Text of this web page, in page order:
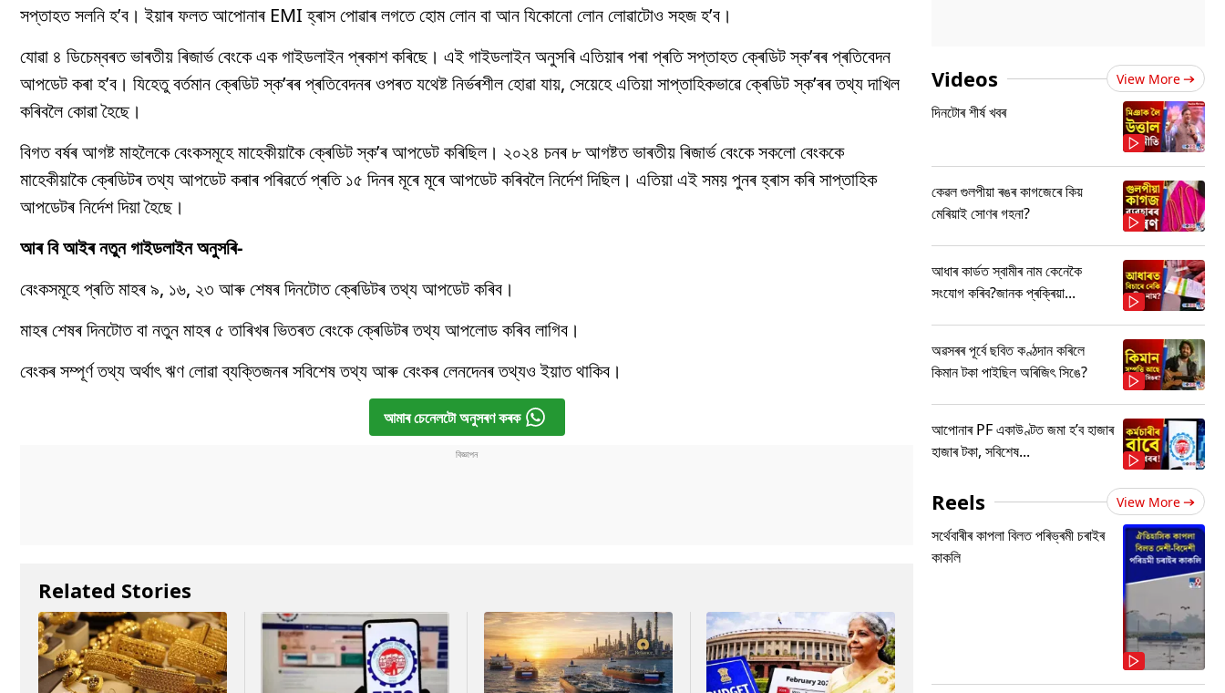
সপ্তাহত সলনি হ’ব। ইয়াৰ ফলত আপোনাৰ EMI হ্ৰাস পোৱাৰ লগতে হোম লোন বা আন যিকোনো লোন লোৱাটোও সহজ হ’ব।
যোৱা ৪ ডিচেম্বৰত ভাৰতীয় ৰিজাৰ্ভ বেংকে এক গাইডলাইন প্ৰকাশ কৰিছে। এই গাইডলাইন অনুসৰি এতিয়াৰ পৰা প্ৰতি সপ্তাহত ক্ৰেডিট স্ক’ৰৰ প্ৰতিবেদন
আপডেট কৰা হ’ব। যিহেতু বৰ্তমান ক্ৰেডিট স্ক’ৰৰ প্ৰতিবেদনৰ ওপৰত যথেষ্ট নিৰ্ভৰশীল হোৱা যায়, সেয়েহে এতিয়া সাপ্তাহিকভাৱে ক্ৰেডিট স্ক’ৰৰ তথ্য দাখিল
কৰিবলৈ কোৱা হৈছে।
বিগত বৰ্ষৰ আগষ্ট মাহলৈকে বেংকসমূহে মাহেকীয়াকৈ ক্ৰেডিট স্ক’ৰ আপডেট কৰিছিল। ২০২৪ চনৰ ৮ আগষ্টত ভাৰতীয় ৰিজাৰ্ভ বেংকে সকলো বেংককে
মাহেকীয়াকৈ ক্ৰেডিটৰ তথ্য আপডেট কৰাৰ পৰিৱৰ্তে প্ৰতি ১৫ দিনৰ মূৰে মূৰে আপডেট কৰিবলৈ নিৰ্দেশ দিছিল। এতিয়া এই সময় পুনৰ হ্ৰাস কৰি সাপ্তাহিক
আপডেটৰ নিৰ্দেশ দিয়া হৈছে।
আৰ বি আইৰ নতুন গাইডলাইন অনুসৰি-
বেংকসমূহে প্ৰতি মাহৰ ৯, ১৬, ২৩ আৰু শেষৰ দিনটোত ক্ৰেডিটৰ তথ্য আপডেট কৰিব।
মাহৰ শেষৰ দিনটোত বা নতুন মাহৰ ৫ তাৰিখৰ ভিতৰত বেংকে ক্ৰেডিটৰ তথ্য আপলোড কৰিব লাগিব।
বেংকৰ সম্পূৰ্ণ তথ্য অৰ্থাৎ ঋণ লোৱা ব্যক্তিজনৰ সবিশেষ তথ্য আৰু বেংকৰ লেনদেনৰ তথ্যও ইয়াত থাকিব।
আমাৰ চেনেলটো অনুসৰণ কৰক
Related Stories
Videos View More
দিনটোৰ শীৰ্ষ খবৰ
কেৱল গুলপীয়া ৰঙৰ কাগজেৰে কিয়
মেৰিয়াই সোণৰ গহনা?
আধাৰ কাৰ্ডত স্বামীৰ নাম কেনেকৈ
সংযোগ কৰিব?জানক প্ৰক্ৰিয়া...
অৱসৰৰ পূৰ্বে ছবিত কণ্ঠদান কৰিলে
কিমান টকা পাইছিল অৰিজিৎ সিঙে?
আপোনাৰ PF একাউণ্টত জমা হ’ব হাজাৰ
হাজাৰ টকা, সবিশেষ...
Reels View More
সৰ্থেবাৰীৰ কাপলা বিলত পৰিভ্ৰমী চৰাইৰ
কাকলি